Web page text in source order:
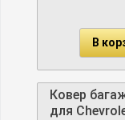
В
Ковер
для